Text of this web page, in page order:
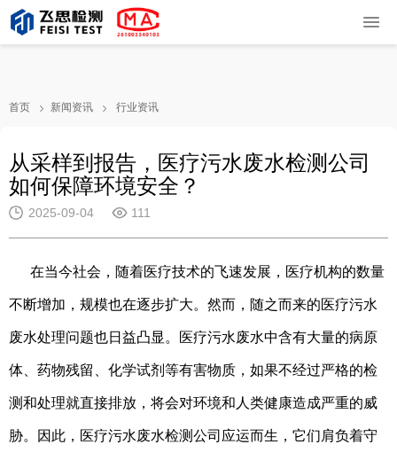
首页 新闻资讯 行业资讯
从采样到报告，医疗污水废水检测公司
如何保障环境安全？
2025-09-04 111
在当今社会，随着医疗技术的飞速发展，医疗机构的数量
不断增加，规模也在逐步扩大。然而，随之而来的医疗污水
废水处理问题也日益凸显。医疗污水废水中含有大量的病原
体、药物残留、化学试剂等有害物质，如果不经过严格的检
测和处理就直接排放，将会对环境和人类健康造成严重的威
胁。因此，医疗污水废水检测公司应运而生，它们肩负着守